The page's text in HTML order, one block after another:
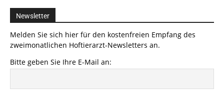
Newsletter
Melden Sie sich hier für den kostenfreien Empfang des
zweimonatlichen Hoftierarzt-Newsletters an.
Bitte geben Sie Ihre E-Mail an: